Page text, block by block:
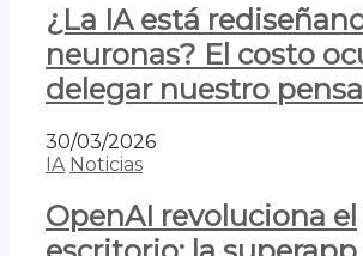
¿La IA está
neuronas? El costo
delegar nuestro
30/03/2026
IA Noticias
OpenAI revoluciona el